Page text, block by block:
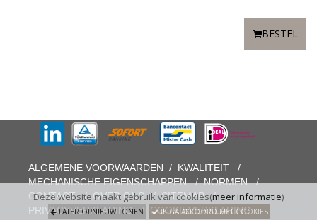
BESTEL
Deze website maakt gebruik van cookies(meer informatie)
LATER OPNIEUW TONEN IK GA AKKOORD MET COOKIES
ALGEMENE VOORWAARDEN / KWALITEIT
/
MECHANISCHE EIGENSCHAPPEN/NORMEN/
CONTACT/OVER ONS/SITEMAP/
PRIVACYVERKLARING/ COOKIEVERKLARING